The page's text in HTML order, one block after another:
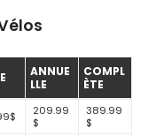
ANNUE
LLE
COMPL
ÈTE
209.99
$
389.99
$